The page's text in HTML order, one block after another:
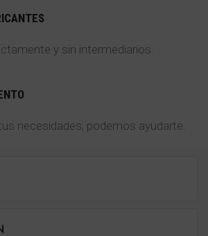
y sin intermediarios.
necesidades, podemos ayudarte.